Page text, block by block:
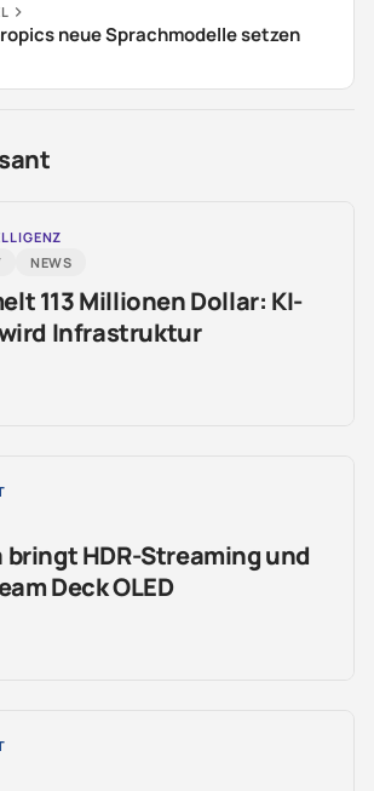
neue Sprachmodelle setzen
NEWS
113 Millionen Dollar: KI-
Infrastruktur
bringt HDR-Streaming und
Deck OLED